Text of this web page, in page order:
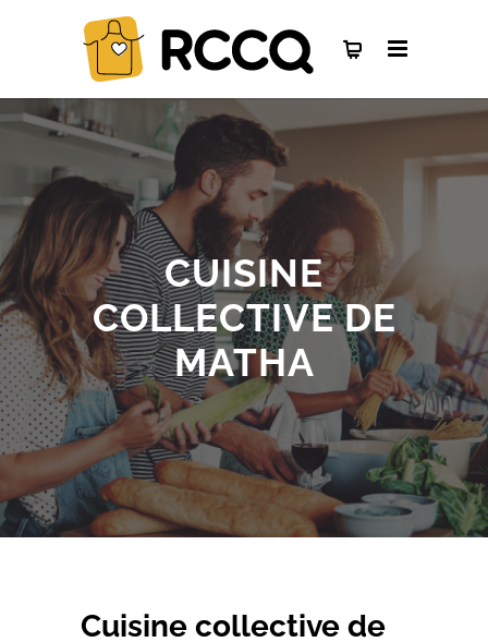
CUISINE
COLLECTIVE DE
MATHA
Cuisine collective de